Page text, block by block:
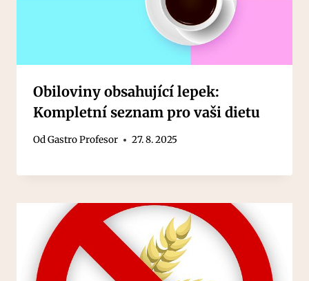
Obiloviny obsahující lepek:
Kompletní seznam pro vaši dietu
OdGastro Profesor 27. 8. 2025